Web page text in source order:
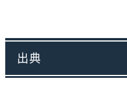
出典